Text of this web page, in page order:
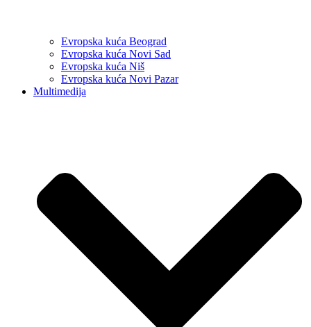
Evropska kuća Beograd
Evropska kuća Novi Sad
Evropska kuća Niš
Evropska kuća Novi Pazar
Multimedija